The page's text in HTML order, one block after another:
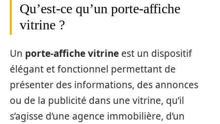
Qu’est-ce qu’un porte-affiche
vitrine ?
Un porte-affiche vitrine est un dispositif
élégant et fonctionnel permettant de
présenter des informations, des annonces
ou de la publicité dans une vitrine, qu’il
s’agisse d’une agence immobilière, d’un